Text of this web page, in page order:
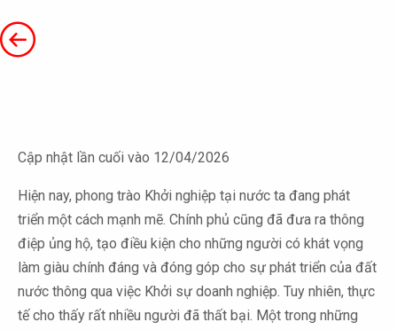
Cập nhật lần cuối vào 12/04/2026
Hiện nay, phong trào Khởi nghiệp tại nước ta đang phát
triển một cách mạnh mẽ. Chính phủ cũng đã đưa ra thông
điệp ủng hộ, tạo điều kiện cho những người có khát vọng
làm giàu chính đáng và đóng góp cho sự phát triển của đất
nước thông qua việc Khởi sự doanh nghiệp. Tuy nhiên, thực
tế cho thấy rất nhiều người đã thất bại. Một trong những